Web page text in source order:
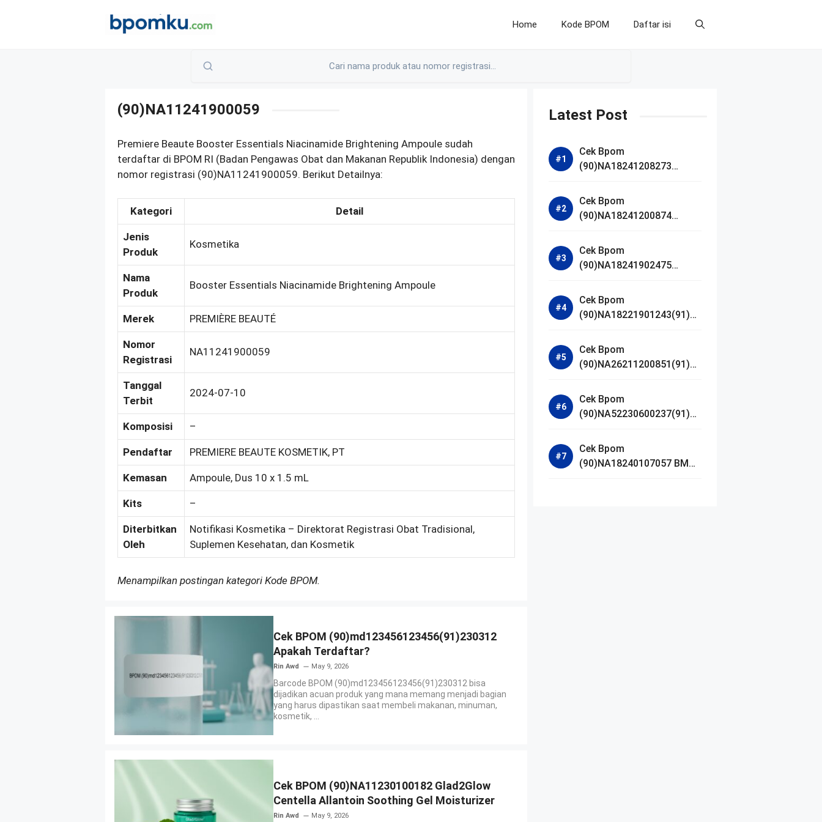
Home Kode BPOM Daftar isi
(90)NA11241900059
Premiere Beaute Booster Essentials Niacinamide Brightening Ampoule sudah
terdaftar di BPOM RI (Badan Pengawas Obat dan Makanan Republik Indonesia) dengan
nomor registrasi (90)NA11241900059. Berikut Detailnya:
Kategori Detail
Jenis
Produk
Kosmetika
Nama
Produk
Booster Essentials Niacinamide Brightening Ampoule
Merek PREMIÈRE BEAUTÉ
Nomor
Registrasi
NA11241900059
Tanggal
Terbit
2024-07-10
Komposisi –
Pendaftar PREMIERE BEAUTE KOSMETIK, PT
Kemasan Ampoule, Dus 10 x 1.5 mL
Kits –
Diterbitkan
Oleh
Notifikasi Kosmetika – Direktorat Registrasi Obat Tradisional,
Suplemen Kesehatan, dan Kosmetik
Menampilkan postingan kategori Kode BPOM.
Cek BPOM (90)md123456123456(91)230312
Apakah Terdaftar?
Rin Awd May 9, 2026
Barcode BPOM (90)md123456123456(91)230312 bisa
dijadikan acuan produk yang mana memang menjadi bagian
yang harus dipastikan saat membeli makanan, minuman,
kosmetik, ...
Cek BPOM (90)NA11230100182 Glad2Glow
Centella Allantoin Soothing Gel Moisturizer
Rin Awd May 9, 2026
Latest Post
Cek Bpom
(90)NA18241208273
Bright Radiance Face
Wash
Cek Bpom
(90)NA18241200874
Acne Calm Micellar Water
Cek Bpom
(90)NA18241902475
Cek Bpom
(90)NA18221901243(91)25
Serum
Cek Bpom
(90)NA26211200851(91)24
Madagascar Centella
Ampoule Foam
Cek Bpom
(90)NA52230600237(91)09
De Parfum
Cek Bpom
(90)NA18240107057 BMG